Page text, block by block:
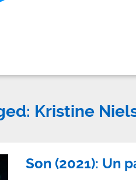
Kristine
Son (2021): Un